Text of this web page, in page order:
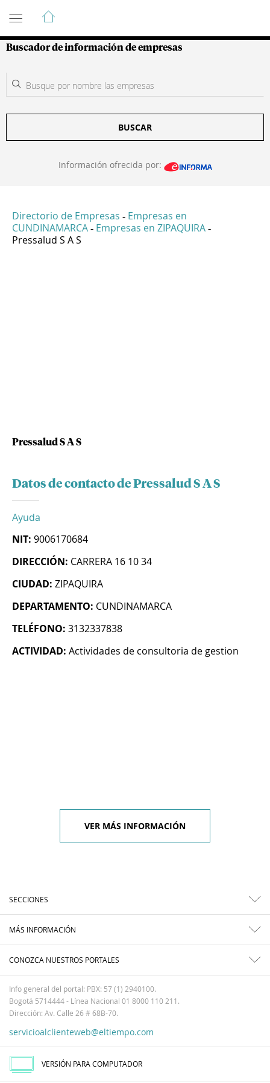
Guía de Empresas Colombianas
Buscador de información de empresas
BUSCAR
Información ofrecida por:
Directorio de Empresas - Empresas en
CUNDINAMARCA - Empresas en ZIPAQUIRA -
Pressalud S A S
Pressalud S A S
Datos de contacto de Pressalud S A S
Ayuda
NIT: 9006170684
DIRECCIÓN: CARRERA 16 10 34
CIUDAD: ZIPAQUIRA
DEPARTAMENTO: CUNDINAMARCA
TELÉFONO: 3132337838
ACTIVIDAD: Actividades de consultoria de gestion
VER MÁS INFORMACIÓN
SECCIONES
MÁS INFORMACIÓN
CONOZCA NUESTROS PORTALES
Info general del portal: PBX: 57 (1) 2940100.
Bogotá 5714444 - Línea Nacional 01 8000 110 211.
Dirección: Av. Calle 26 # 68B-70.
servicioalclienteweb@eltiempo.com
VERSIÓN PARA COMPUTADOR